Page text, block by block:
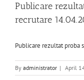
Publicare
recrutare
Publicare rezultat proba
By administrator | April